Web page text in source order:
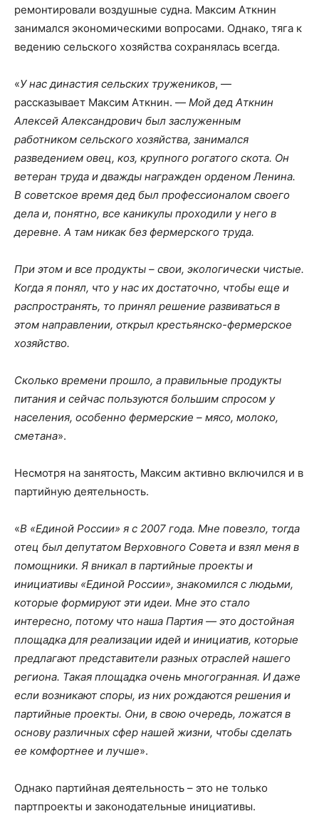
ремонтировали воздушные судна. Максим Аткнин
занимался экономическими вопросами. Однако, тяга к
ведению сельского хозяйства сохранялась всегда.
«У нас династия сельских тружеников, —
рассказывает Максим Аткнин. — Мой дед Аткнин
Алексей Александрович был заслуженным
работником сельского хозяйства, занимался
разведением овец, коз, крупного рогатого скота. Он
ветеран труда и дважды награжден орденом Ленина.
В советское время дед был профессионалом своего
дела и, понятно, все каникулы проходили у него в
деревне. А там никак без фермерского труда.
При этом и все продукты – свои, экологически чистые.
Когда я понял, что у нас их достаточно, чтобы еще и
распространять, то принял решение развиваться в
этом направлении, открыл крестьянско-фермерское
хозяйство.
Сколько времени прошло, а правильные продукты
питания и сейчас пользуются большим спросом у
населения, особенно фермерские – мясо, молоко,
сметана».
Несмотря на занятость, Максим активно включился и в
партийную деятельность.
«В «Единой России» я с 2007 года. Мне повезло, тогда
отец был депутатом Верховного Совета и взял меня в
помощники. Я вникал в партийные проекты и
инициативы «Единой России», знакомился с людьми,
которые формируют эти идеи. Мне это стало
интересно, потому что наша Партия — это достойная
площадка для реализации идей и инициатив, которые
предлагают представители разных отраслей нашего
региона. Такая площадка очень многогранная. И даже
если возникают споры, из них рождаются решения и
партийные проекты. Они, в свою очередь, ложатся в
основу различных сфер нашей жизни, чтобы сделать
ее комфортнее и лучше».
Однако партийная деятельность – это не только
партпроекты и законодательные инициативы.